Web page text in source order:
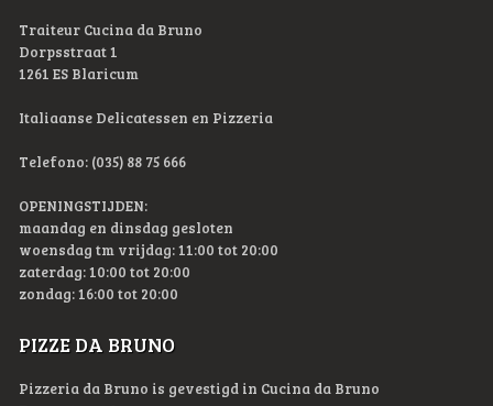
Traiteur Cucina da Bruno
Dorpsstraat 1
1261 ES Blaricum
Italiaanse Delicatessen en Pizzeria
Telefono: (035) 88 75 666
OPENINGSTIJDEN:
maandag en dinsdag gesloten
woensdag tm vrijdag: 11:00 tot 20:00
zaterdag: 10:00 tot 20:00
zondag: 16:00 tot 20:00
PIZZE DA BRUNO
Pizzeria da Bruno is gevestigd in Cucina da Bruno